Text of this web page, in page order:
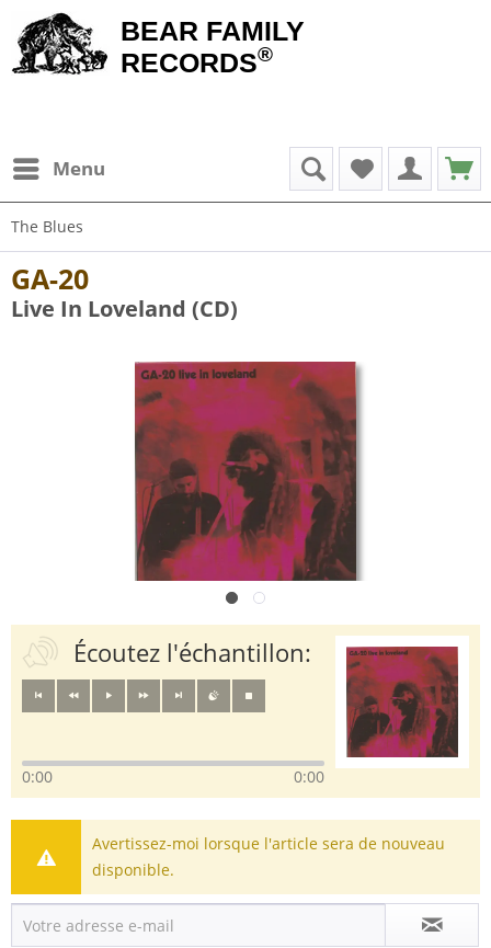
BEAR FAMILY
RECORDS®
Menu
The Blues
GA-20
Live In Loveland (CD)
Écoutez l'échantillon:
0:00 0:00
Avertissez-moi lorsque l'article sera de nouveau
disponible.